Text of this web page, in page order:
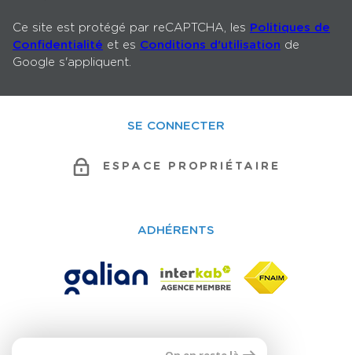
Ce site est protégé par reCAPTCHA, les Politiques de
Confidentialité et es Conditions d'utilisation de
Google s'appliquent.
SE CONNECTER
ESPACE PROPRIÉTAIRE
ADHÉRENTS